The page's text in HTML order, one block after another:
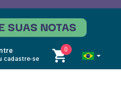
cadastre-se
0